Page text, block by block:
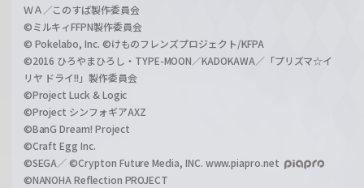
ＷＡ／このすば製作委員会
©ミルキィFFPN製作委員会
© Pokelabo, Inc. ©けものフレンズプロジェクト/KFPA
©2016 ひろやまひろし・TYPE-MOON／KADOKAWA／「プリズマ☆イ
リヤ ドライ!!」製作委員会
©Project Luck & Logic
©Project シンフォギアAXZ
©BanG Dream! Project
©Craft Egg Inc.
©SEGA／ ©Crypton Future Media, INC. www.piapro.net
©NANOHA Reflection PROJECT